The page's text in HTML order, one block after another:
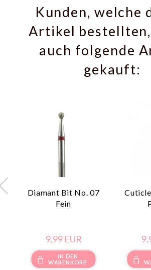
Kunden, welche
Artikel
auch folgende
gekauft:
Diamant Bit No. 07
Fein
9,99 EUR
IN DEN
WARENKORB
9,